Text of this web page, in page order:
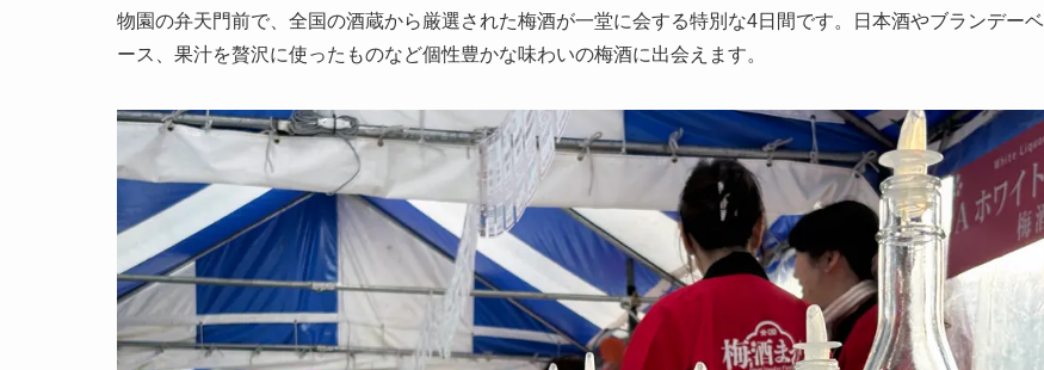
物園の弁天門前で、全国の酒蔵から厳選された梅酒が一堂に会する特別な4日間です。日本酒やブランデーベ
ース、果汁を贅沢に使ったものなど個性豊かな味わいの梅酒に出会えます。